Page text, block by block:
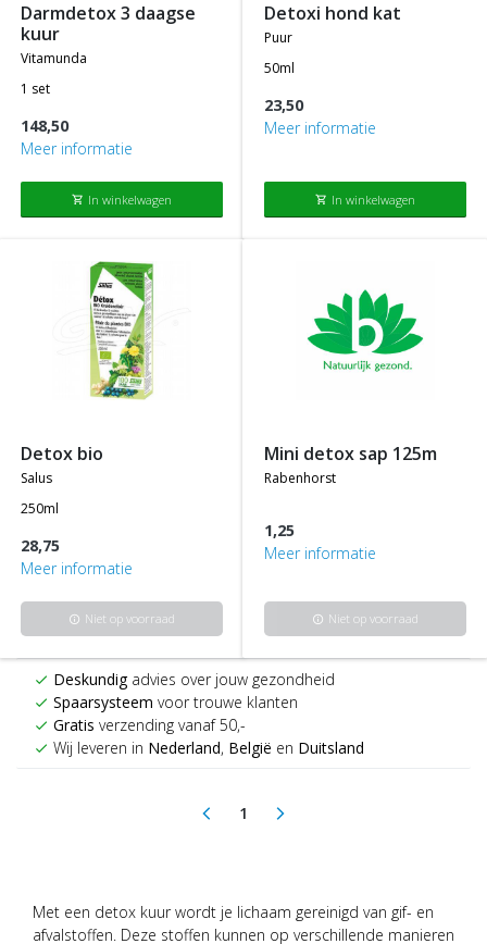
darmdetox 3 daagse
kuur
vitamunda
1 set
148,50
Meer informatie
shopping_cart In winkelwagen
detoxi hond kat
puur
50ml
23,50
Meer informatie
shopping_cart In winkelwagen
detox bio
salus
250ml
28,75
Meer informatie
info Niet op voorraad
mini detox sap 125m
rabenhorst
1,25
Meer informatie
info Niet op voorraad
check Deskundigadvies over jouw gezondheid
check Spaarsysteem voor trouwe klanten
check Gratis verzending vanaf 50,-
check Wij leveren in Nederland, België en Duitsland
arrow_back_ios 1(current)
arrow_forward_ios
Met een detox kuur wordt je lichaam gereinigd van gif- en
afvalstoffen. Deze stoffen kunnen op verschillende manieren